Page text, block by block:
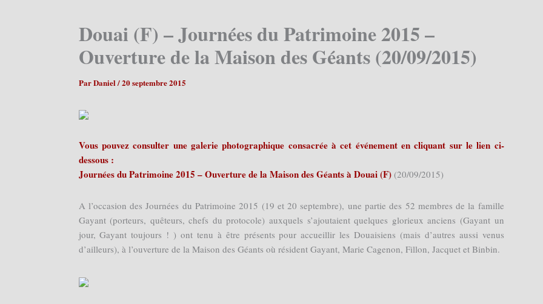
Douai (F) – Journées du Patrimoine 2015 –
Ouverture de la Maison des Géants (20/09/2015)
ParDaniel /20 septembre 2015
Vous pouvez consulter une galerie photographique consacrée à cet événement en cliquant sur le lien ci-
dessous :
Journées du Patrimoine 2015 – Ouverture de la Maison des Géants à Douai (F) (20/09/2015)
A l’occasion des Journées du Patrimoine 2015 (19 et 20 septembre), une partie des 52 membres de la famille
Gayant (porteurs, quêteurs, chefs du protocole) auxquels s’ajoutaient quelques glorieux anciens (Gayant un
jour, Gayant toujours ! ) ont tenu à être présents pour accueillir les Douaisiens (mais d’autres aussi venus
d’ailleurs), à l’ouverture de la Maison des Géants où résident Gayant, Marie Cagenon, Fillon, Jacquet et Binbin.